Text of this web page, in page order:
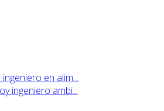
en alim...
ingeniero ambi...